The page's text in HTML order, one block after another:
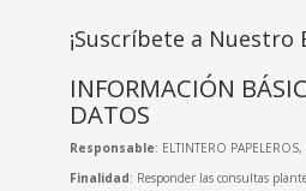
¡Suscríbete a Nuestro
INFORMACIÓN
DATOS
Responsable: ELTINTERO PAPELEROS,
Finalidad: Responder las consultas